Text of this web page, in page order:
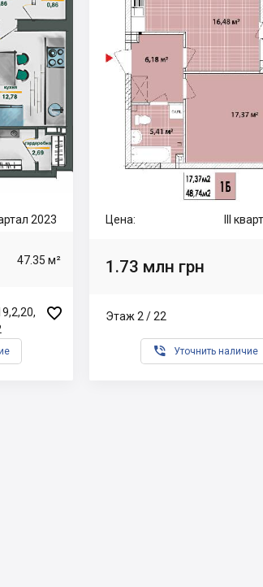
2023
47.35 м²

Цена: III
1.73 млн грн
Этаж 2 / 22
 Уточнить наличие